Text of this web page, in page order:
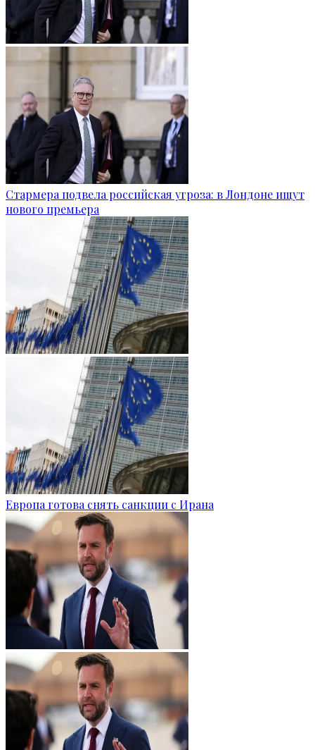
Стармера подвела российская угроза: в Лондоне ищут
нового премьера
Европа готова снять санкции с Ирана